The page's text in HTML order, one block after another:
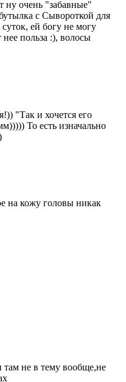
ну очень "забавные"
с Сывороткой для
ей богу не могу
нее польза :), волосы
"Так и хочется его
То есть изначально
на кожу головы никак
не в тему вообще,не